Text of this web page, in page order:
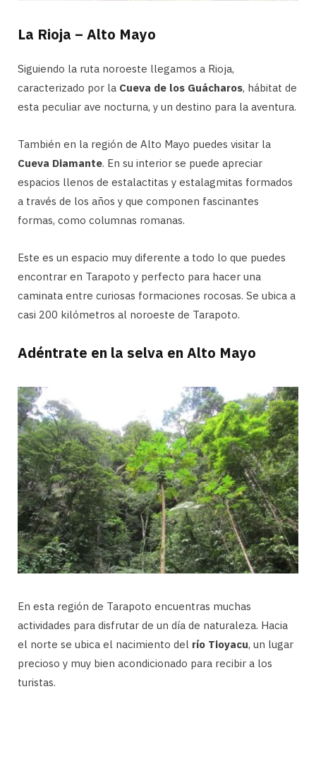
La Rioja – Alto Mayo
Siguiendo la ruta noroeste llegamos a Rioja,
caracterizado por la Cueva de los Guácharos, hábitat de
esta peculiar ave nocturna, y un destino para la aventura.
También en la región de Alto Mayo puedes visitar la
Cueva Diamante. En su interior se puede apreciar
espacios llenos de estalactitas y estalagmitas formados
a través de los años y que componen fascinantes
formas, como columnas romanas.
Este es un espacio muy diferente a todo lo que puedes
encontrar en Tarapoto y perfecto para hacer una
caminata entre curiosas formaciones rocosas. Se ubica a
casi 200 kilómetros al noroeste de Tarapoto.
Adéntrate en la selva en Alto Mayo
En esta región de Tarapoto encuentras muchas
actividades para disfrutar de un día de naturaleza. Hacia
el norte se ubica el nacimiento del río Tioyacu, un lugar
precioso y muy bien acondicionado para recibir a los
turistas.